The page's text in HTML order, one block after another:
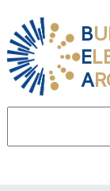
B
E
A